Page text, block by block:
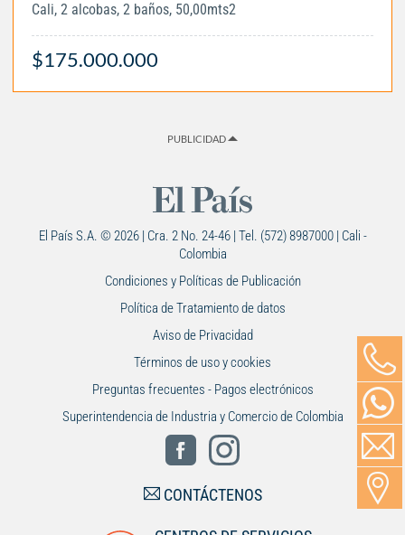
Cali, 2 alcobas, 2 baños, 50,00mts2
$175.000.000
PUBLICIDAD
El País S.A. © 2026 | Cra. 2 No. 24-46 | Tel. (572) 8987000 | Cali -
Colombia
Condiciones y Políticas de Publicación
Política de Tratamiento de datos
Aviso de Privacidad
Términos de uso y cookies
Preguntas frecuentes - Pagos electrónicos
Superintendencia de Industria y Comercio de Colombia
CONTÁCTENOS